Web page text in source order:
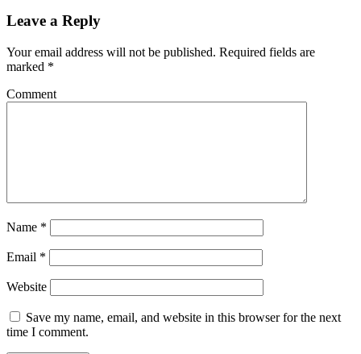
Leave a Reply
Your email address will not be published. Required fields are
marked *
Comment
Name *
Email *
Website
Save my name, email, and website in this browser for the next
time I comment.